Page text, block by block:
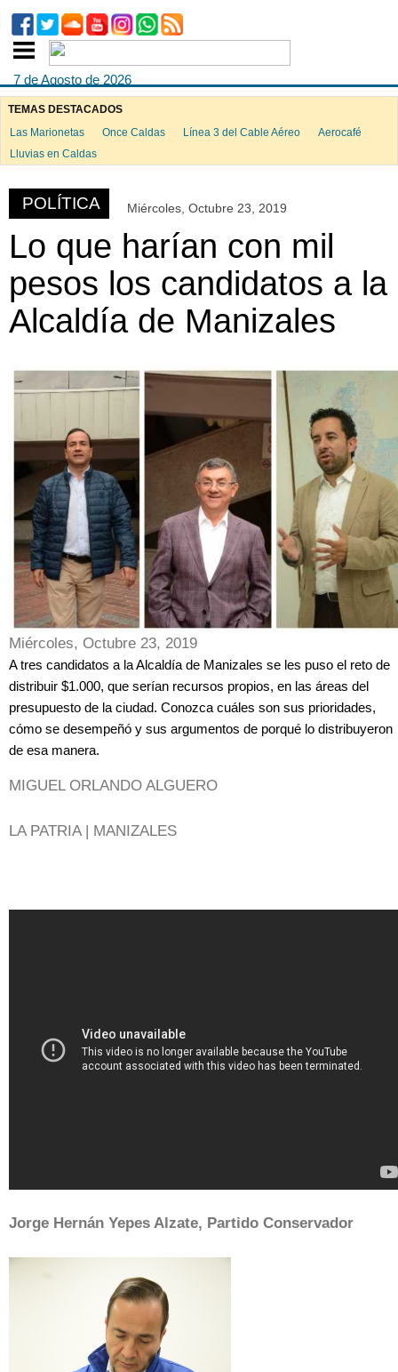
7 de Agosto de 2026
TEMAS DESTACADOS
Las Marionetas
Once Caldas Línea 3 del Cable Aéreo
Aerocafé
Lluvias en Caldas
POLÍTICA Miércoles, Octubre 23, 2019
Lo que harían con mil
pesos los candidatos a la
Alcaldía de Manizales
Miércoles, Octubre 23, 2019
A tres candidatos a la Alcaldía de Manizales se les puso el reto de
distribuir $1.000, que serían recursos propios, en las áreas del
presupuesto de la ciudad. Conozca cuáles son sus prioridades,
cómo se desempeñó y sus argumentos de porqué lo distribuyeron
de esa manera.
MIGUEL ORLANDO ALGUERO
LA PATRIA | MANIZALES
Jorge Hernán Yepes Alzate, Partido Conservador